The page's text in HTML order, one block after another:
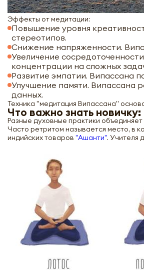
Эффекты от медитации:
Повышение уровня
стереотипов.
Снижение напряженности.
Увеличение
концентрации на сложных
Развитие эмпатии. Випассана
Улучшение памяти. Випассана
данных.
Техника "медитация Випассана"
Что важно знать
Разные духовные практики
Часто ретритом называется место, в
индийских товаров "Ашанти". Учителя